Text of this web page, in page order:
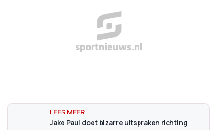
Jake Paul doet bizarre uitspraken richting